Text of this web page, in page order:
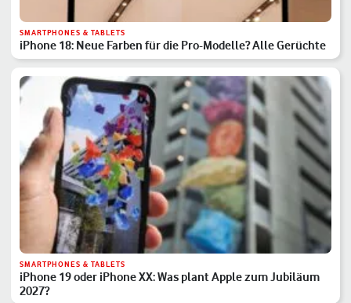
SMARTPHONES & TABLETS
iPhone 18: Neue Farben für die Pro-Modelle? Alle Gerüchte
SMARTPHONES & TABLETS
iPhone 19 oder iPhone XX: Was plant Apple zum Jubiläum
2027?